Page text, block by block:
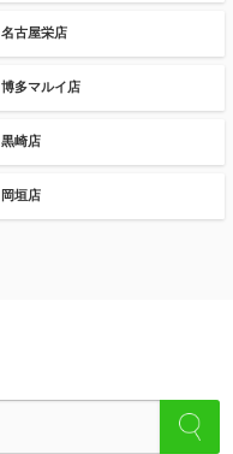
名古屋栄店
博多マルイ店
黒崎店
岡垣店